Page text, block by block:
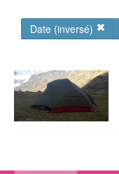
Date (inversé)